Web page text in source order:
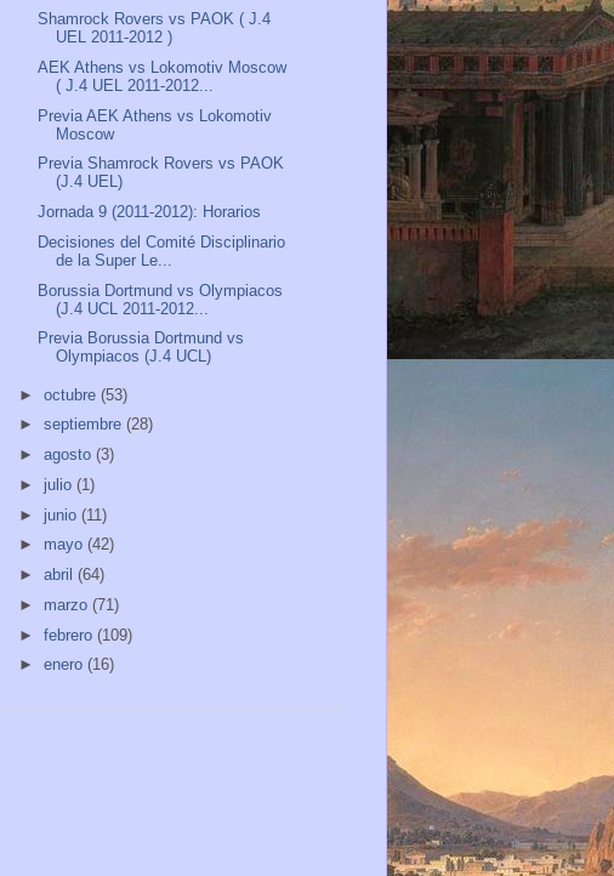
Shamrock Rovers vs PAOK ( J.4
UEL 2011-2012 )
AEK Athens vs Lokomotiv Moscow
( J.4 UEL 2011-2012...
Previa AEK Athens vs Lokomotiv
Moscow
Previa Shamrock Rovers vs PAOK
(J.4 UEL)
Jornada 9 (2011-2012): Horarios
Decisiones del Comité Disciplinario
de la Super Le...
Borussia Dortmund vs Olympiacos
(J.4 UCL 2011-2012...
Previa Borussia Dortmund vs
Olympiacos (J.4 UCL)
► octubre (53)
► septiembre (28)
► agosto (3)
► julio (1)
► junio (11)
► mayo (42)
► abril (64)
► marzo (71)
► febrero (109)
► enero (16)